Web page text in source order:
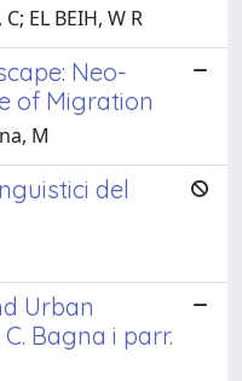
EL BEIH, W R
Neo-
of Migration
M
del
Urban
Bagna i parr.